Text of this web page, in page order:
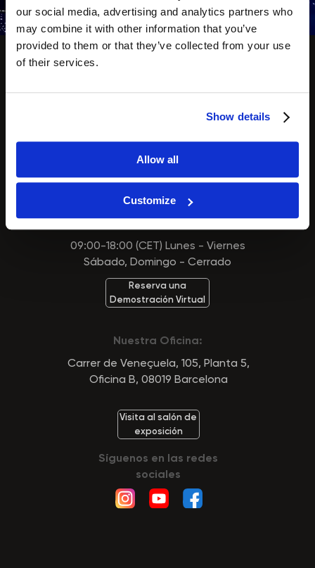
our social media, advertising and analytics partners who
may combine it with other information that you’ve
provided to them or that they’ve collected from your use
of their services.
Show details
Allow all
Customize
Llámanos
+34 936 940 420
Puedes contactar con nosotros
Nuestro horario comercial:
09:00-18:00 (CET) Lunes - Viernes
Sábado, Domingo - Cerrado
Nuestra Oficina:
Carrer de Veneçuela, 105, Planta 5,
Oficina B, 08019 Barcelona
Reserva una
Demostración Virtual
Visita al salón de
exposición
Síguenos en las redes
sociales